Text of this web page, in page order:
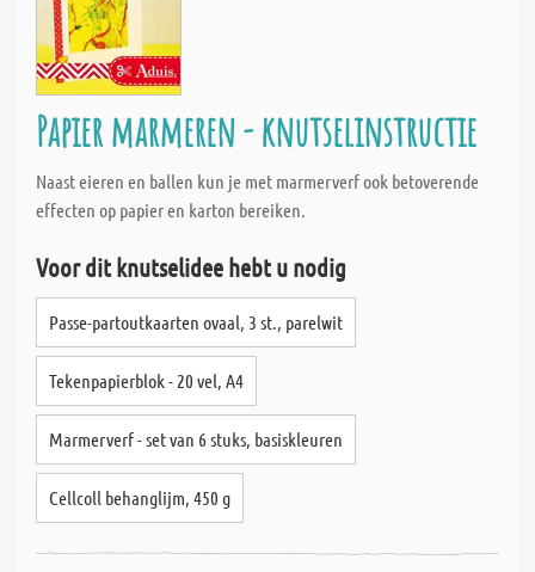
Papier marmeren - knutselinstructie
Naast eieren en ballen kun je met marmerverf ook betoverende
effecten op papier en karton bereiken.
Voor dit knutselidee hebt u nodig
Passe-partoutkaarten ovaal, 3 st., parelwit
Tekenpapierblok - 20 vel, A4
Marmerverf - set van 6 stuks, basiskleuren
Cellcoll behanglijm, 450 g